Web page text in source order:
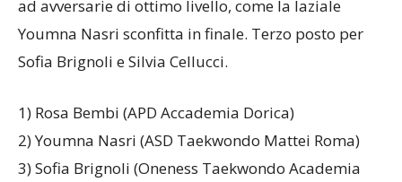
ad avversarie di ottimo livello, come la laziale
Youmna Nasri sconfitta in finale. Terzo posto per
Sofia Brignoli e Silvia Cellucci.
1) Rosa Bembi (APD Accademia Dorica)
2) Youmna Nasri (ASD Taekwondo Mattei Roma)
3) Sofia Brignoli (Oneness Taekwondo Academia